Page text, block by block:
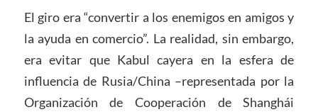
El giro era “convertir a los enemigos en amigos y
la ayuda en comercio”. La realidad, sin embargo,
era evitar que Kabul cayera en la esfera de
influencia de Rusia/China –representada por la
Organización de Cooperación de Shanghái